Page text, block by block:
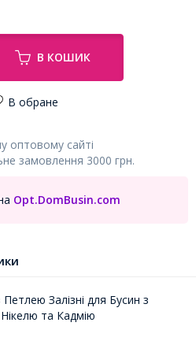
В КОШИК
В обране
оптовому сайті
замовлення 3000 грн.
Opt.DomBusin.com
Залізні для Бусин з
та Кадмію